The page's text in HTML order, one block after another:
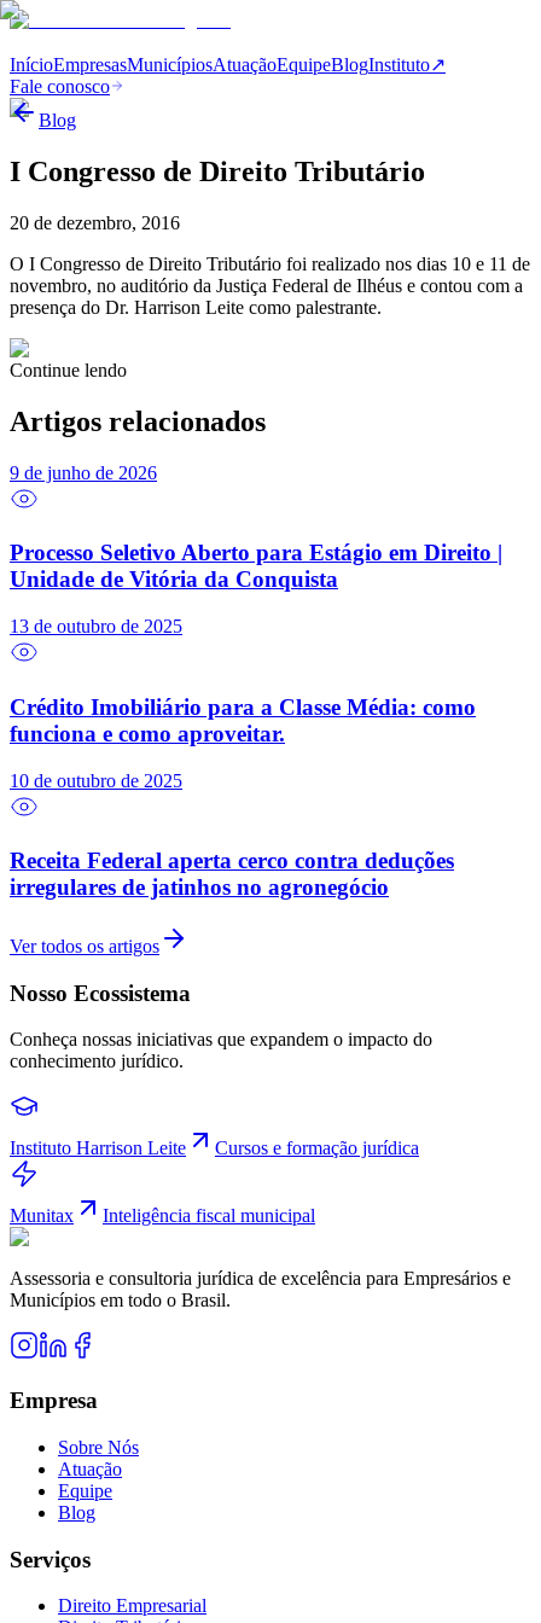
InícioEmpresasMunicípiosAtuaçãoEquipeBlogInstituto↗
Fale conosco
Blog
I Congresso de Direito Tributário
20 de dezembro, 2016
O I Congresso de Direito Tributário foi realizado nos dias 10 e 11 de
novembro, no auditório da Justiça Federal de Ilhéus e contou com a
presença do Dr. Harrison Leite como palestrante.
Continue lendo
Artigos relacionados
9 de junho de 2026
Processo Seletivo Aberto para Estágio em Direito |
Unidade de Vitória da Conquista
13 de outubro de 2025
Crédito Imobiliário para a Classe Média: como
funciona e como aproveitar.
10 de outubro de 2025
Receita Federal aperta cerco contra deduções
irregulares de jatinhos no agronegócio
Ver todos os artigos
Nosso Ecossistema
Conheça nossas iniciativas que expandem o impacto do
conhecimento jurídico.
Instituto Harrison Leite Cursos e formação jurídica
Munitax Inteligência fiscal municipal
Assessoria e consultoria jurídica de excelência para Empresários e
Municípios em todo o Brasil.
Empresa
Sobre Nós
Atuação
Equipe
Blog
Serviços
Direito Empresarial